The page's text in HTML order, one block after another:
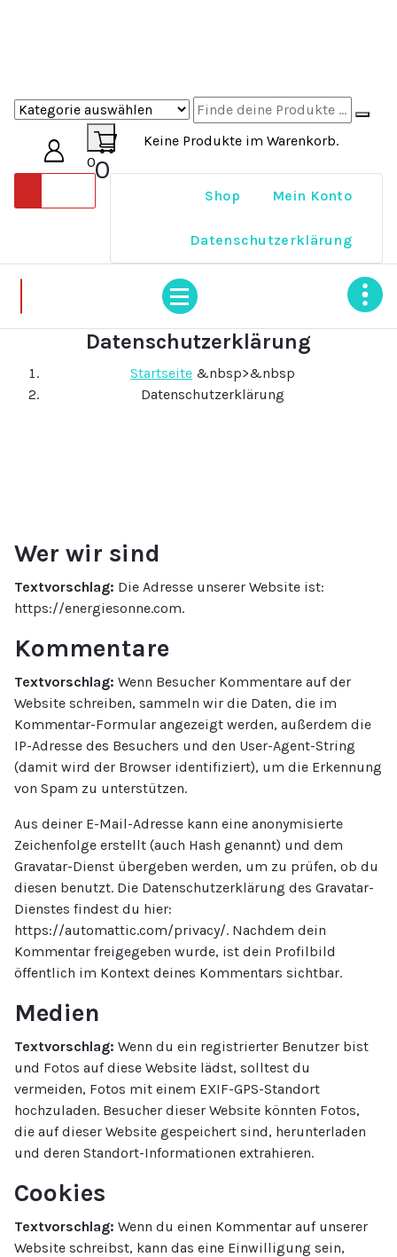
0
0
Keine Produkte im Warenkorb.
Shop Mein Konto
Datenschutzerklärung
Datenschutzerklärung
Startseite &nbsp>&nbsp
Datenschutzerklärung
Wer wir sind
Textvorschlag: Die Adresse unserer Website ist:
https://energiesonne.com.
Kommentare
Textvorschlag: Wenn Besucher Kommentare auf der
Website schreiben, sammeln wir die Daten, die im
Kommentar-Formular angezeigt werden, außerdem die
IP-Adresse des Besuchers und den User-Agent-String
(damit wird der Browser identifiziert), um die Erkennung
von Spam zu unterstützen.
Aus deiner E-Mail-Adresse kann eine anonymisierte
Zeichenfolge erstellt (auch Hash genannt) und dem
Gravatar-Dienst übergeben werden, um zu prüfen, ob du
diesen benutzt. Die Datenschutzerklärung des Gravatar-
Dienstes findest du hier:
https://automattic.com/privacy/. Nachdem dein
Kommentar freigegeben wurde, ist dein Profilbild
öffentlich im Kontext deines Kommentars sichtbar.
Medien
Textvorschlag: Wenn du ein registrierter Benutzer bist
und Fotos auf diese Website lädst, solltest du
vermeiden, Fotos mit einem EXIF-GPS-Standort
hochzuladen. Besucher dieser Website könnten Fotos,
die auf dieser Website gespeichert sind, herunterladen
und deren Standort-Informationen extrahieren.
Cookies
Textvorschlag: Wenn du einen Kommentar auf unserer
Website schreibst, kann das eine Einwilligung sein,